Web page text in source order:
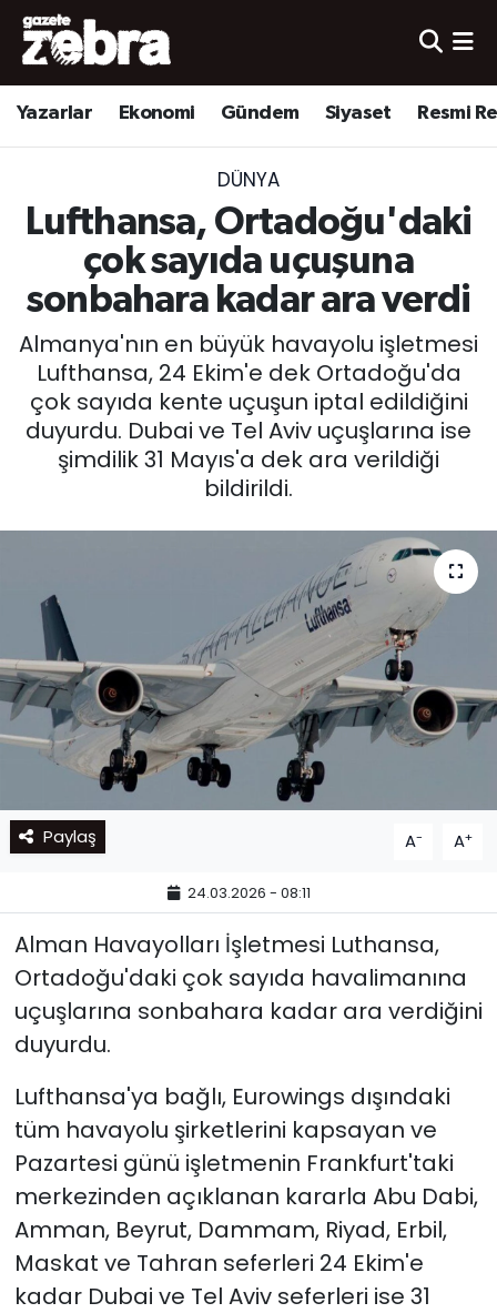
Yazarlar Ekonomi Gündem Siyaset Resmi
DÜNYA
Lufthansa, Ortadoğu'daki
çok sayıda uçuşuna
sonbahara kadar ara verdi
Almanya'nın en büyük havayolu işletmesi
Lufthansa, 24 Ekim'e dek Ortadoğu'da
çok sayıda kente uçuşun iptal edildiğini
duyurdu. Dubai ve Tel Aviv uçuşlarına ise
şimdilik 31 Mayıs'a dek ara verildiği
bildirildi.
Paylaş A- A+
24.03.2026 - 08:11
Alman Havayolları İşletmesi Luthansa,
Ortadoğu'daki çok sayıda havalimanına
uçuşlarına sonbahara kadar ara verdiğini
duyurdu.
Lufthansa'ya bağlı, Eurowings dışındaki
tüm havayolu şirketlerini kapsayan ve
Pazartesi günü işletmenin Frankfurt'taki
merkezinden açıklanan kararla Abu Dabi,
Amman, Beyrut, Dammam, Riyad, Erbil,
Maskat ve Tahran seferleri 24 Ekim'e
kadar Dubai ve Tel Aviv seferleri ise 31
Yazarlar
Ekonomi
Yerel
Spor
Nöbetçi Eczaneler
Hava Durumu
Süper Lig Puan Durumu ve Fikstür
Tüm Manşetler
Son Dakika Haberleri
Haber Arşivi